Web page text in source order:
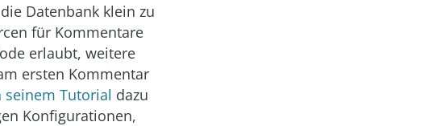
Datenbank klein zu
für Kommentare
erlaubt, weitere
ersten Kommentar
seinem Tutorial dazu
Konfigurationen,